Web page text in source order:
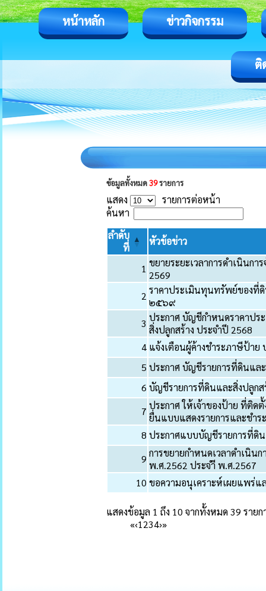
หน้าหลัก ข่าวกิจกรรม
ติ
ข้อมูลทั้งหมด39รายการ
แสดง
รายการต่อหน้า
ค้นหา
ลำดับ
ที่
หัวข้อข่าว
1 ขยายระยะเวลาการดำเนินก
2569
2 ราคาประเมินทุนทรัพย์ของที่
๒๕๖๙
3 ประกาศ บัญชีกำหนดราคาป
สิ่งปลูกสร้าง ประจำปี 2568
4 แจ้งเตือนผู้ค้างชำระภาษีป้าย
5 ประกาศ บัญชีรายการที่ดินแล
6 บัญชีรายการที่ดินและสิ่งปลูก
7 ประกาศ ให้เจ้าของป้าย ที่ติด
ยื่นแบบแสดงรายการและชำ
8 ประกาศแบบบัญชีรายการที่ดิ
9 การขยายกำหนดเวลาดำเนิ
พ.ศ.2562 ประจำี พ.ศ.2567
10 ขอความอนุเคราะห์เผยแพร่
แสดงข้อมูล 1 ถึง 10 จากทั้งหมด 39 รายก
«‹1234›»